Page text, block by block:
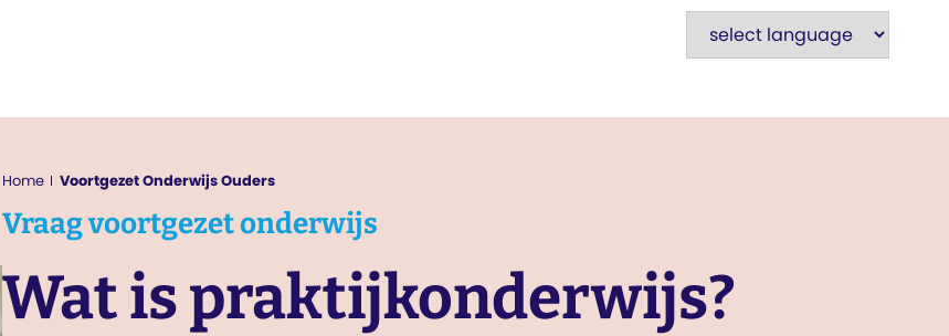
Home Voortgezet Onderwijs Ouders
Vraagvoortgezet onderwijs
Wat is praktijk­onderwijs?